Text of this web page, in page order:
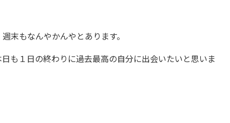
末もなんやかんやとあります。
も１日の終わりに過去最高の自分に出会いたいと思いま